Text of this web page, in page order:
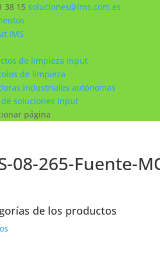
38 15 soluciones@ims.com.es
de limpieza Input
de limpieza
industriales autónomas
de soluciones Input
página
08-265-Fuente-
de los productos